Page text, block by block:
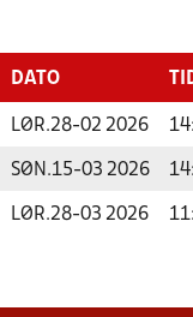
DATO
LØR.28-02 2026
SØN.15-03 2026
LØR.28-03 2026